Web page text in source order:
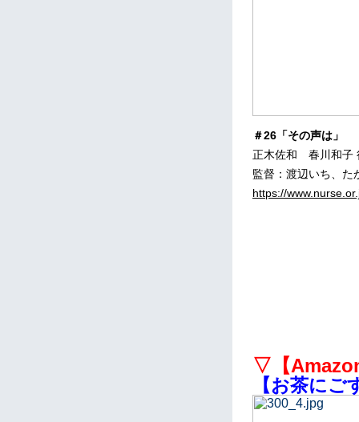
＃26「その声は」
正木佐和 春川和子
監督：渡辺いち、
https://
▽【
【お茶にご